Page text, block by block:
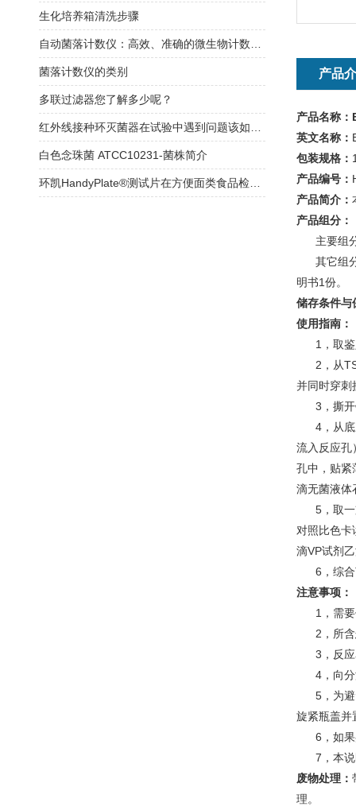
产品
产品名称：
英文名称：
包装规格：
产品编号：
产品简介：
产品组分：
主要组分
其它组分
明书1份。
储存条件与
使用指南：
1，取鉴
2，从
并同时穿刺
3，撕开
4，从底
流入反应孔
孔中，贴紧
滴无菌液体
5，取一
对照比色卡
滴VP试剂
6，综合
注意事项：
1，需要
2，所含
3，反应
4，向分
5，为避
旋紧瓶盖并
6，如果
7，本说
废物处理：
理。
生化培养箱清洗步骤
菌落计数仪的类别
多联过滤器您了解多少呢？
白色念珠菌 ATCC10231-菌株简介